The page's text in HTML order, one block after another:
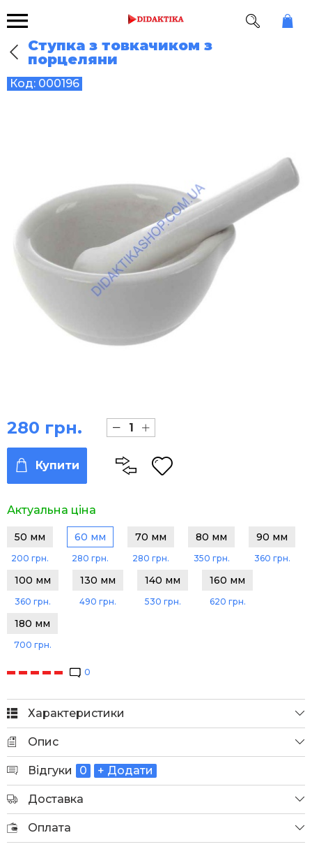
Ступка з товкачиком з
порцеляни
Код: 000196
50 мм
200 грн.
60 мм
280 грн.
70 мм
280 грн.
80 мм
350 грн.
90 мм
360 грн.
100 мм
360 грн.
130 мм
490 грн.
140 мм
530 грн.
160 мм
620 грн.
180 мм
700 грн.
Актуальна ціна
280 грн.
Купити
0
Характеристики
Опис
Відгуки 0 + Додати
Доставка
Оплата